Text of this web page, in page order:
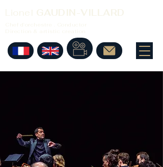
Lionel GAUDIN-VILLARD
Chef d'orchestre . Conductor
Direction & artistic creation